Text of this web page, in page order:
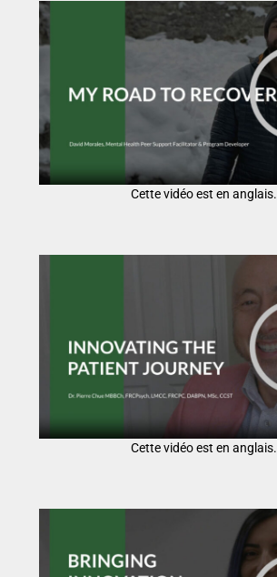
Cette vidéo est en anglais.
Cette vidéo est en anglais.